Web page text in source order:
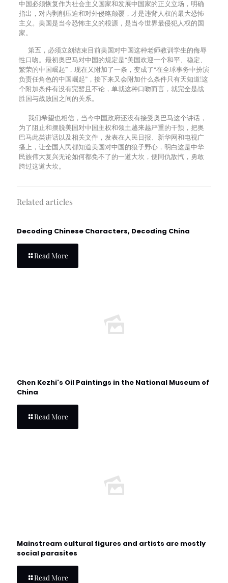
中国必须恢复作为社会主义国家和发展中国家的正义立场，明确
指出，对内剥削压迫和对外侵略颠覆，才是违背人权的最大恐怖
主义。美国是当今恐怖主义的根源，是当今世界最侵犯人权的国
家。
第五，必须立刻结束目前美国对中国这种老师教训学生的侮辱
性口吻。最初奥巴马对中国的规定是“美国欢迎一个和平、稳定、
繁荣的中国崛起”，现在又附加了一条，变成了“在全球事务中扮演
负责任角色的中国崛起”，接下来又会附加什么条件只有天知道!这
个附加条件有没有完暂且不论，单就这种口吻而言，就完全是战
胜国与战败国之间的关系。
我们希望也相信，当今中国政府还没有接受奥巴马这个讲话，
为了阻止和摆脱美国对中国主权和领土越来越严重的干预，把奥
巴马此类讲话以及相关文件，发表在人民日报、新华网和电视广
播上，让全国人民都知道美国对中国的狼子野心，明白这是中华
民族伟大复兴无论如何都免不了的一道大坎，便同仇敌忾，勇敢
跨过这道大坎。
Related articles
Decoding Chinese Characters, Decoding China
Read More
Chen Kezhi's Oil Paintings in the National Museum of
China
Read More
Mainstream cultural figures and artists are mostly
social parasites
Read More